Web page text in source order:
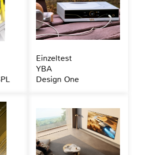
Einzeltest
YBA
Design One